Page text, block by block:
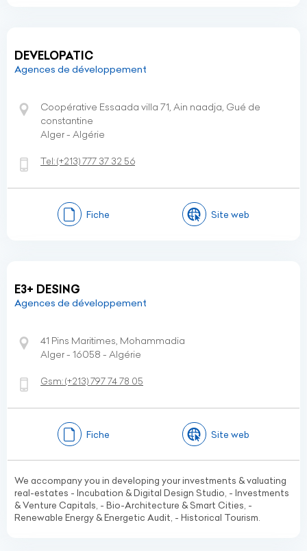
DEVELOPATIC
Agences de développement
Coopérative Essaada villa 71, Ain naadja, Gué de
constantine
Alger - Algérie
Tel:(+213)777 37 32 56
Fiche Site web
E3+ DESING
Agences de développement
41 Pins Maritimes, Mohammadia
Alger - 16058 - Algérie
Gsm:(+213)797 74 78 05
Fiche Site web
We accompany you in developing your investments & valuating
real-estates - Incubation & Digital Design Studio, - Investments
& Venture Capitals, - Bio-Architecture & Smart Cities, -
Renewable Energy & Energetic Audit, - Historical Tourism.